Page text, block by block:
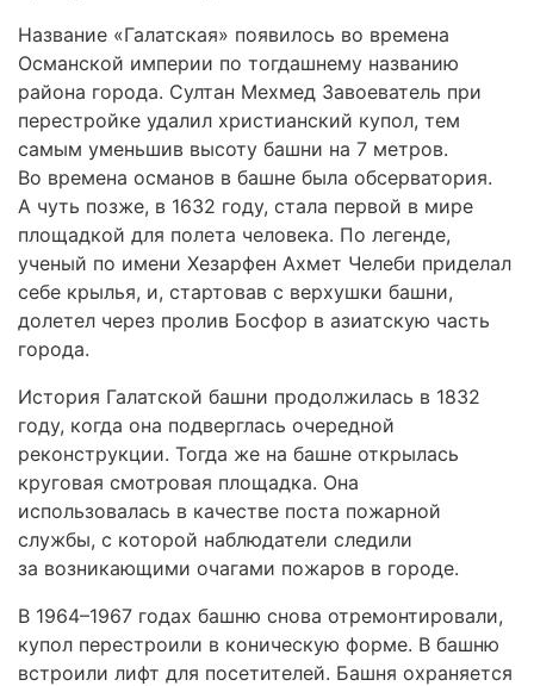
Название «Галатская» появилось во времена
Османской империи по тогдашнему названию
района города. Султан Мехмед Завоеватель при
перестройке удалил христианский купол, тем
самым уменьшив высоту башни на 7 метров.
Во времена османов в башне была обсерватория.
А чуть позже, в 1632 году, стала первой в мире
площадкой для полета человека. По легенде,
ученый по имени Хезарфен Ахмет Челеби приделал
себе крылья, и, стартовав с верхушки башни,
долетел через пролив Босфор в азиатскую часть
города.
История Галатской башни продолжилась в 1832
году, когда она подверглась очередной
реконструкции. Тогда же на башне открылась
круговая смотровая площадка. Она
использовалась в качестве поста пожарной
службы, с которой наблюдатели следили
за возникающими очагами пожаров в городе.
В 1964–1967 годах башню снова отремонтировали,
купол перестроили в коническую форме. В башню
встроили лифт для посетителей. Башня охраняется